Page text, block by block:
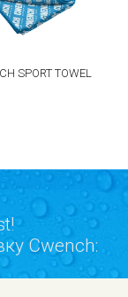
SPORT TOWEL
Cwench: